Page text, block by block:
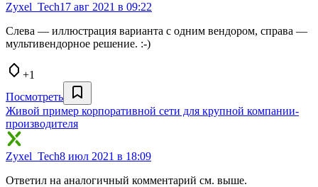
Zyxel_Tech17 авг 2021 в 09:22
Слева — иллюстрация варианта с одним вендором, справа —
мультивендорное решение. :-)
+1
Посмотреть
Живой пример корпоративной сети для крупной компании-
производителя
Zyxel_Tech8 июл 2021 в 18:09
Ответил на аналогичный комментарий см. выше.